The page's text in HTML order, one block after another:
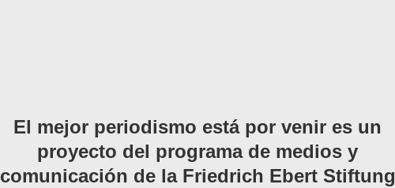
El mejor periodismo está por venir es un
proyecto del programa de medios y
comunicación de la Friedrich Ebert Stiftung